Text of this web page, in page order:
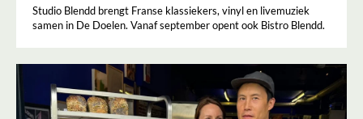
Studio Blendd brengt Franse klassiekers, vinyl en livemuziek
samen in De Doelen. Vanaf september opent ook Bistro Blendd.